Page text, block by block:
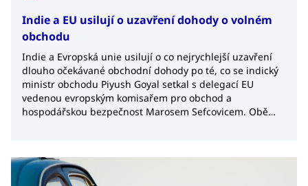
Indie a EU usilují o uzavření dohody o volném
obchodu
Indie a Evropská unie usilují o co nejrychlejší uzavření
dlouho očekávané obchodní dohody po té, co se indický
ministr obchodu Piyush Goyal setkal s delegací EU
vedenou evropským komisařem pro obchod a
hospodářskou bezpečnost Marosem Sefcovicem. Obě